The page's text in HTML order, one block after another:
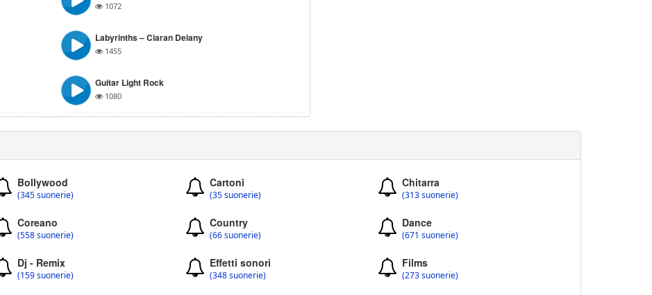
1072
Labyrinths – Ciaran Delany
1455
Guitar Light Rock
1080
Bollywood
(345 suonerie)
Cartoni
(35 suonerie)
Chitarra
(313 suonerie)
Coreano
(558 suonerie)
Country
(66 suonerie)
Dance
(671 suonerie)
Dj - Remix
(159 suonerie)
Effetti sonori
(348 suonerie)
Films
(273 suonerie)